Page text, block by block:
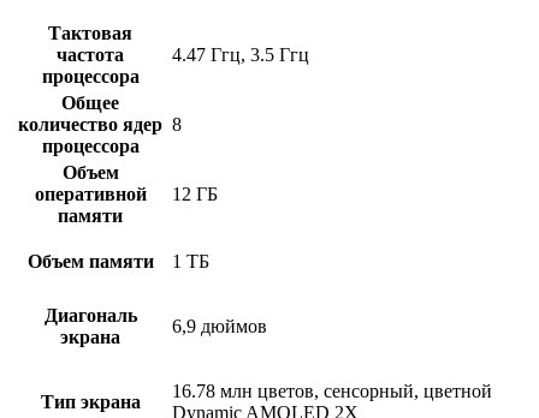
Тактовая
частота
процессора
4.47 Ггц, 3.5 Ггц
Общее
количество ядер
процессора
8
Объем
оперативной
памяти
12 ГБ
Объем памяти 1 ТБ
Диагональ
экрана
6,9 дюймов
Тип экрана
16.78 млн цветов, сенсорный, цветной
Dynamic AMOLED 2X